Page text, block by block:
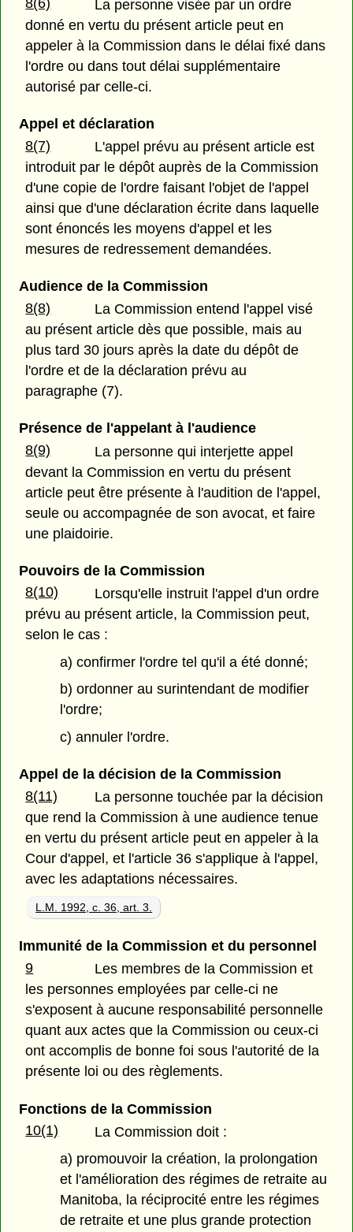
8(6)
La personne visée par un ordre
donné en vertu du présent article peut en
appeler à la Commission dans le délai fixé dans
l'ordre ou dans tout délai supplémentaire
autorisé par celle-ci.
Appel et déclaration
8(7)
L'appel prévu au présent article est
introduit par le dépôt auprès de la Commission
d'une copie de l'ordre faisant l'objet de l'appel
ainsi que d'une déclaration écrite dans laquelle
sont énoncés les moyens d'appel et les
mesures de redressement demandées.
Audience de la Commission
8(8)
La Commission entend l'appel visé
au présent article dès que possible, mais au
plus tard 30 jours après la date du dépôt de
l'ordre et de la déclaration prévu au
paragraphe (7).
Présence de l'appelant à l'audience
8(9)
La personne qui interjette appel
devant la Commission en vertu du présent
article peut être présente à l'audition de l'appel,
seule ou accompagnée de son avocat, et faire
une plaidoirie.
Pouvoirs de la Commission
8(10)
Lorsqu'elle instruit l'appel d'un ordre
prévu au présent article, la Commission peut,
selon le cas :
a) confirmer l'ordre tel qu'il a été donné;
b) ordonner au surintendant de modifier
l'ordre;
c) annuler l'ordre.
Appel de la décision de la Commission
8(11)
La personne touchée par la décision
que rend la Commission à une audience tenue
en vertu du présent article peut en appeler à la
Cour d'appel, et l'article 36 s'applique à l'appel,
avec les adaptations nécessaires.
L.M. 1992, c. 36, art. 3.
Immunité de la Commission et du personnel
9
Les membres de la Commission et
les personnes employées par celle-ci ne
s'exposent à aucune responsabilité personnelle
quant aux actes que la Commission ou ceux-ci
ont accomplis de bonne foi sous l'autorité de la
présente loi ou des règlements.
Fonctions de la Commission
10(1)
La Commission doit :
a) promouvoir la création, la prolongation
et l'amélioration des régimes de retraite au
Manitoba, la réciprocité entre les régimes
de retraite et une plus grande protection